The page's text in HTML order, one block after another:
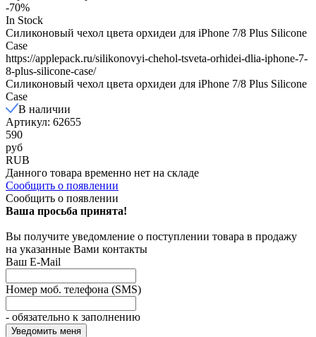
-70%
In Stock
Силиконовый чехол цвета орхидеи для iPhone 7/8 Plus Silicone
Case
https://applepack.ru/silikonovyi-chehol-tsveta-orhidei-dlia-iphone-7-
8-plus-silicone-case/
Силиконовый чехол цвета орхидеи для iPhone 7/8 Plus Silicone
Case
В наличии
Артикул: 62655
590
руб
RUB
Данного товара временно нет на складе
Сообщить о появлении
Сообщить о появлении
Ваша просьба принята!
Вы получите уведомление о поступлении товара в продажу
на указанные Вами контакты
Ваш E-Mail
Номер моб. телефона (SMS)
- обязательно к заполнению